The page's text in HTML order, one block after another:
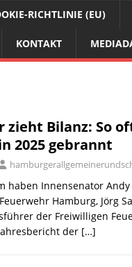
RICHTLINIE (EU)
KONTAKT
zieht Bilanz: So
2025 gebrannt
haben Innensenator
Hamburg, Jörg
der Freiwilligen
der […]